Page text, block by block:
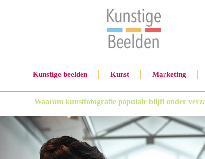
Kunstige beelden Kunst Marketing
Waarom kunstfotografie populair blijft onder